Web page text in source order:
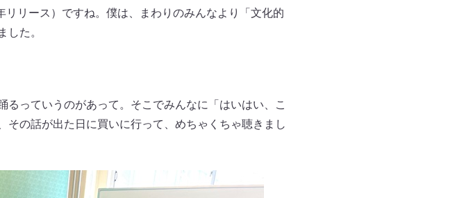
リース）ですね。僕は、まわりのみんなより「文化的
した。
っていうのがあって。そこでみんなに「はいはい、こ
の話が出た日に買いに行って、めちゃくちゃ聴きまし